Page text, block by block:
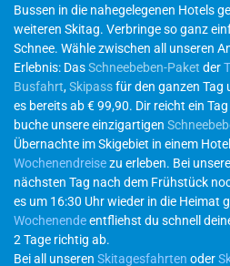
Bussen in die nahegelegenen Hotels
weiteren Skitag. Verbringe so ganz
Schnee. Wähle zwischen all unseren
Erlebnis: DasSchneebeben-Paket der
Busfahrt,Skipassfür den ganzen Tag
es bereits ab € 99,90. Dir reicht ein
buche unsere einzigartigen
Übernachte im Skigebiet in einem
Wochenendreisezu erleben. Bei
nächsten Tag nach dem Frühstück
es um 16:30 Uhr wieder in die Heimat
Wochenendeentfliehst du schnell
2 Tage richtig ab.
Bei all unseren Skitagesfahrten oder